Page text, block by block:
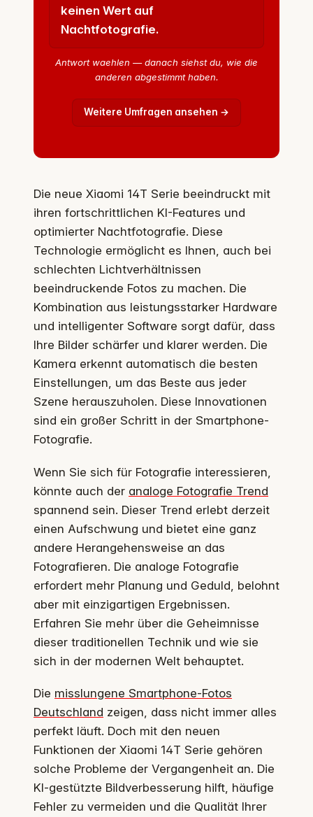
keinen Wert auf
Nachtfotografie.
Antwort waehlen — danach siehst du, wie die
anderen abgestimmt haben.
Weitere Umfragen ansehen →
Die neue Xiaomi 14T Serie beeindruckt mit
ihren fortschrittlichen KI-Features und
optimierter Nachtfotografie. Diese
Technologie ermöglicht es Ihnen, auch bei
schlechten Lichtverhältnissen
beeindruckende Fotos zu machen. Die
Kombination aus leistungsstarker Hardware
und intelligenter Software sorgt dafür, dass
Ihre Bilder schärfer und klarer werden. Die
Kamera erkennt automatisch die besten
Einstellungen, um das Beste aus jeder
Szene herauszuholen. Diese Innovationen
sind ein großer Schritt in der Smartphone-
Fotografie.
Wenn Sie sich für Fotografie interessieren,
könnte auch der analoge Fotografie Trend
spannend sein. Dieser Trend erlebt derzeit
einen Aufschwung und bietet eine ganz
andere Herangehensweise an das
Fotografieren. Die analoge Fotografie
erfordert mehr Planung und Geduld, belohnt
aber mit einzigartigen Ergebnissen.
Erfahren Sie mehr über die Geheimnisse
dieser traditionellen Technik und wie sie
sich in der modernen Welt behauptet.
Die misslungene Smartphone-Fotos
Deutschland zeigen, dass nicht immer alles
perfekt läuft. Doch mit den neuen
Funktionen der Xiaomi 14T Serie gehören
solche Probleme der Vergangenheit an. Die
KI-gestützte Bildverbesserung hilft, häufige
Fehler zu vermeiden und die Qualität Ihrer